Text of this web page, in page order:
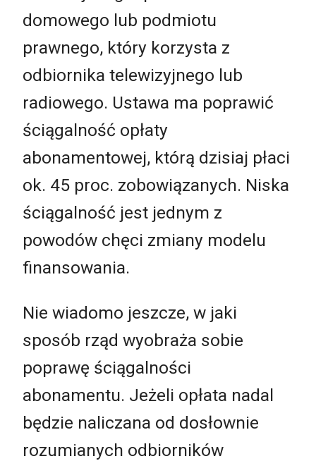
domowego lub podmiotu
prawnego, który korzysta z
odbiornika telewizyjnego lub
radiowego. Ustawa ma poprawić
ściągalność opłaty
abonamentowej, którą dzisiaj płaci
ok. 45 proc. zobowiązanych. Niska
ściągalność jest jednym z
powodów chęci zmiany modelu
finansowania.
Nie wiadomo jeszcze, w jaki
sposób rząd wyobraża sobie
poprawę ściągalności
abonamentu. Jeżeli opłata nadal
będzie naliczana od dosłownie
rozumianych odbiorników